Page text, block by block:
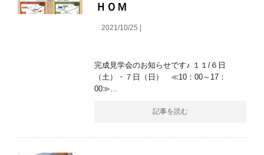
ＨＯＭ
2021/10/25 |
完成見学会のお知らせです♪ １１/６日
（土）・７日（日） ≪10：00～17：
00≫...
記事を読む